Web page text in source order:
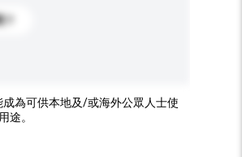
為可供本地及/或海外公眾人士使
途。